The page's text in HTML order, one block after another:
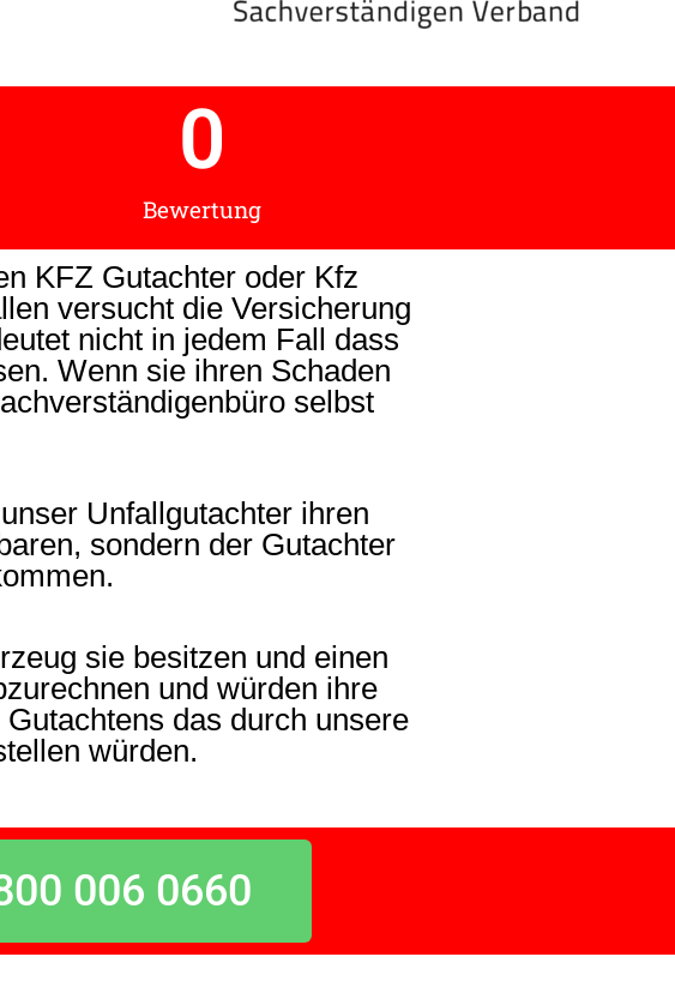
Bewertung
0
KFZ Gutachter oder Kfz
versucht die Versicherung
nicht in jedem Fall dass
Wenn sie ihren Schaden
selbst
Unfallgutachter ihren
sondern der Gutachter
sie besitzen und einen
und würden ihre
das durch unsere
würden.
006 0660